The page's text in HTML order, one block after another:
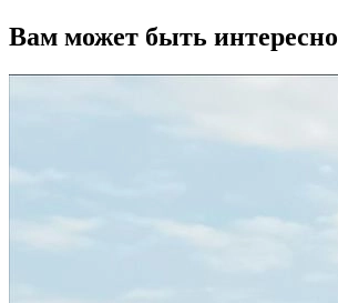
Вам может быть интересно